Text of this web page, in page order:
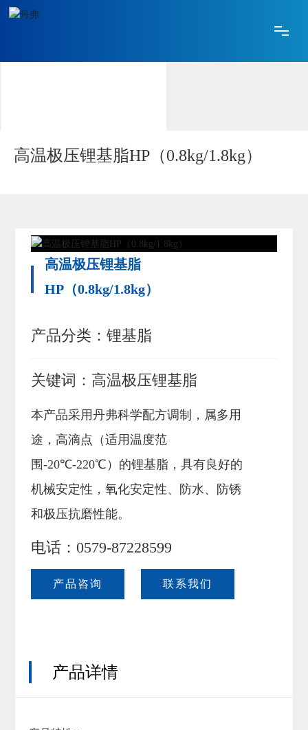
网站首页
产品中心
高温极压锂基脂HP（0.8kg/1.8kg）
高温极压锂基脂
HP（0.8kg/1.8kg）
产品分类： 锂基脂
关键词： 高温极压锂基脂
本产品采用丹弗科学配方调制，属多用
途，高滴点（适用温度范
围-20℃-220℃）的锂基脂，具有良好的
机械安定性，氧化安定性、防水、防锈
和极压抗磨性能。
电话：0579-87228599
产品咨询 联系我们
产品详情